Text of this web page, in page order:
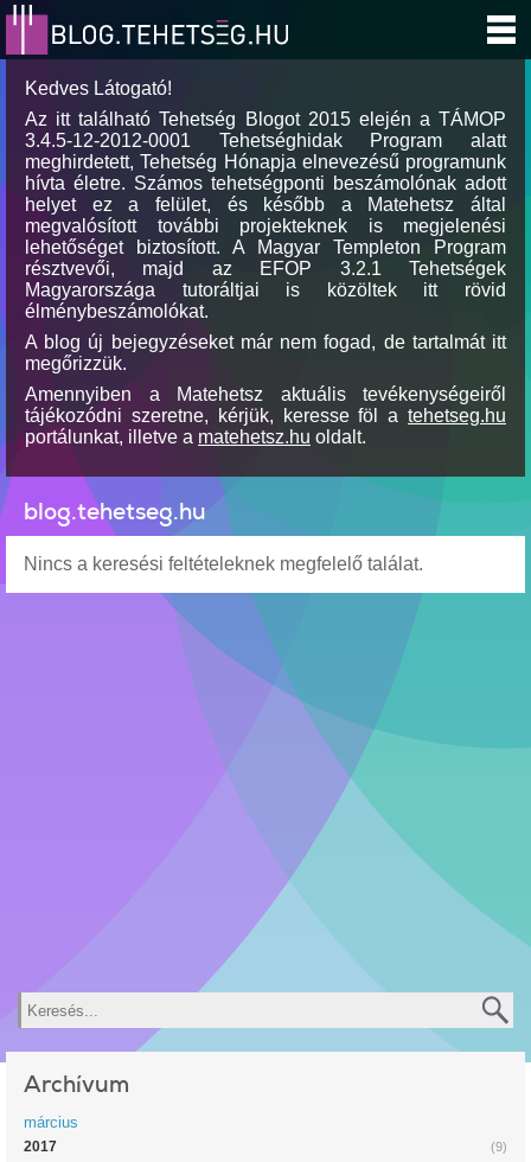
Kedves Látogató!
Az itt található Tehetség Blogot 2015 elején a TÁMOP
3.4.5-12-2012-0001 Tehetséghidak Program alatt
meghirdetett, Tehetség Hónapja elnevezésű programunk
hívta életre. Számos tehetségponti beszámolónak adott
helyet ez a felület, és később a Matehetsz által
megvalósított további projekteknek is megjelenési
lehetőséget biztosított. A Magyar Templeton Program
résztvevői, majd az EFOP 3.2.1 Tehetségek
Magyarországa tutoráltjai is közöltek itt rövid
élménybeszámolókat.
A blog új bejegyzéseket már nem fogad, de tartalmát itt
megőrizzük.
Amennyiben a Matehetsz aktuális tevékenységeiről
tájékozódni szeretne, kérjük, keresse föl a tehetseg.hu
portálunkat, illetve a matehetsz.hu oldalt.
blog.tehetseg.hu
Nincs a keresési feltételeknek megfelelő találat.
Keresés
Archívum
március
(9)
2017